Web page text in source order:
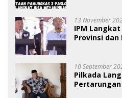
13 November
IPM
Provinsi dan
10 September
Pilkada